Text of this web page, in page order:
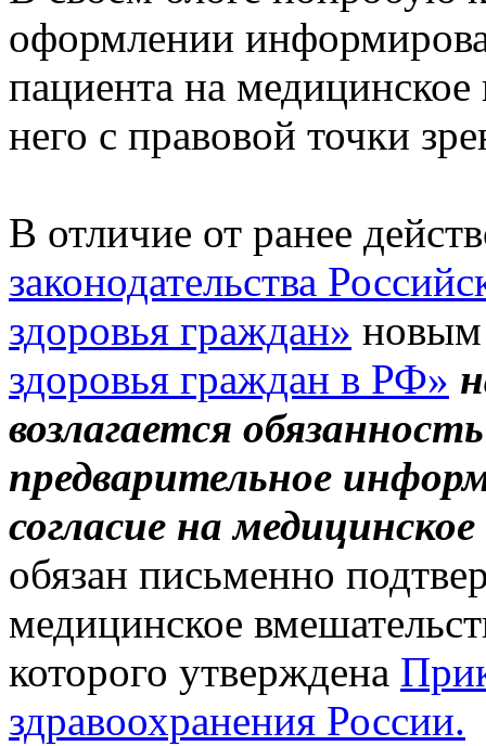
оформлении
пациента на медицинское
него с правовой точки
В отличие от ранее
законодательства
здоровья граждан»
здоровья граждан в РФ»
возлагается
предварительное
согласие на
обязан письменно
медицинское
которого утверждена
здравоохранения России.